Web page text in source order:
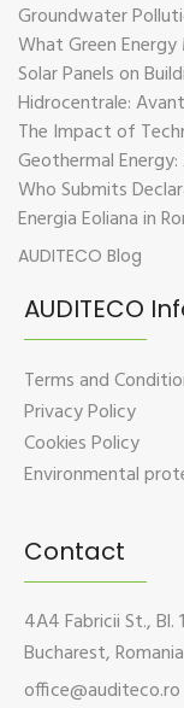
Who Submits
AUDITECO Blog
AUDITECO
Terms and
Privacy Policy
Cookies Policy
Environmental
Contact
4A4 Fabricii St.,
Bucharest, Romania
office@auditeco.ro